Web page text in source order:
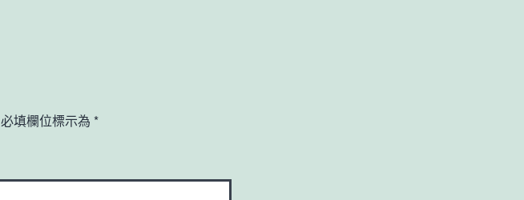
必填欄位標示為 *